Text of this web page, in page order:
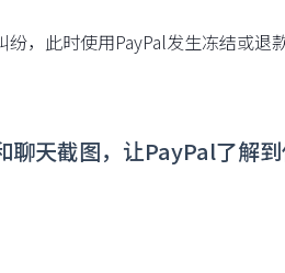
，此时使用PayPal发生冻结或
聊天截图，让PayPal了解